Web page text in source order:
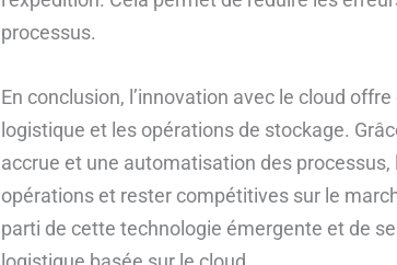
processus.
En conclusion, l’innovation avec le cloud
logistique et les opérations de stockage.
accrue et une automatisation des
opérations et rester compétitives sur le
parti de cette technologie émergente et de